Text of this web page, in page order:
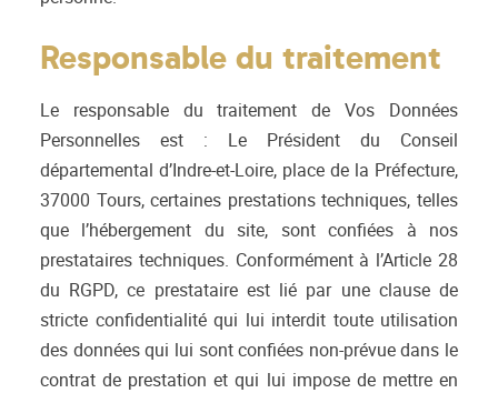
Responsable du traitement
Le responsable du traitement de Vos Données
Personnelles est : Le Président du Conseil
départemental d’Indre-et-Loire, place de la Préfecture,
37000 Tours, certaines prestations techniques, telles
que l’hébergement du site, sont confiées à nos
prestataires techniques. Conformément à l’Article 28
du RGPD, ce prestataire est lié par une clause de
stricte confidentialité qui lui interdit toute utilisation
des données qui lui sont confiées non-prévue dans le
contrat de prestation et qui lui impose de mettre en